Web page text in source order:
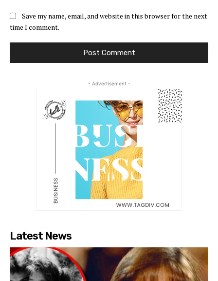
Save my name, email, and website in this browser for the next
time I comment.
- Advertisement -
Latest News